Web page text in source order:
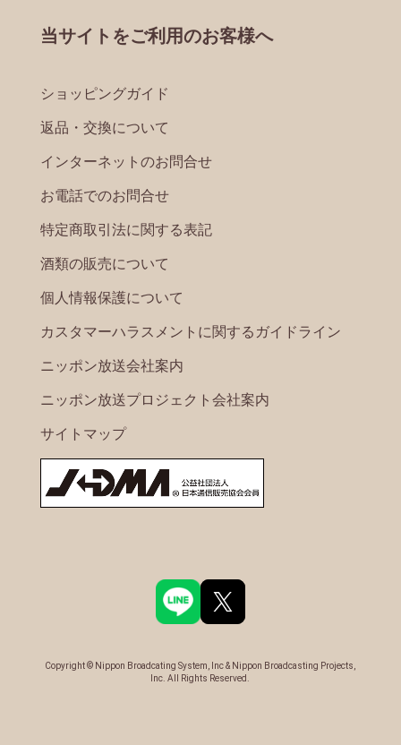
当サイトをご利用のお客様へ
ショッピングガイド
返品・交換について
インターネットのお問合せ
お電話でのお問合せ
特定商取引法に関する表記
酒類の販売について
個人情報保護について
カスタマーハラスメントに関するガイドライン
ニッポン放送会社案内
ニッポン放送プロジェクト会社案内
サイトマップ
Copyright © Nippon Broadcating System, Inc & Nippon Broadcasting Projects,
Inc. All Rights Reserved.